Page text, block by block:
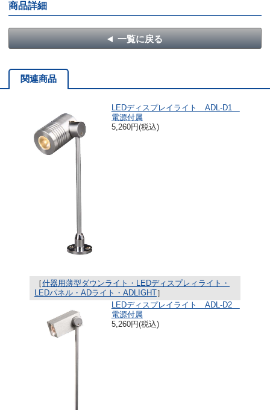
商品詳細
一覧に戻る
関連商品
LEDディスプレイライト ADL-D1
電源付属
5,260円(税込)
［什器用薄型ダウンライト・LEDディスプレィライト・
LEDパネル・ADライト・ADLIGHT］
LEDディスプレイライト ADL-D2
電源付属
5,260円(税込)